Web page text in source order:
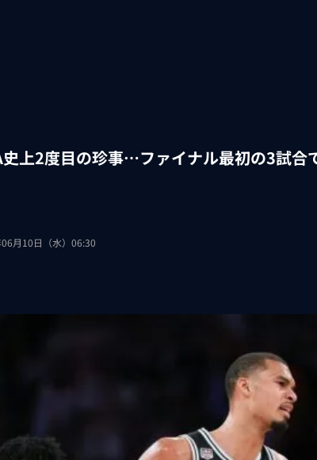
上2度目の珍事…ファイナル最初の3試合
月10日（水）06:30